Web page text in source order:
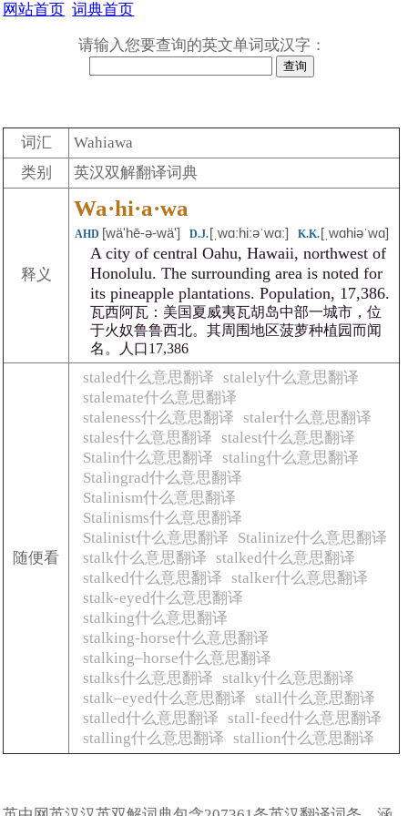
网站首页 词典首页
请输入您要查询的英文单词或汉字：
词汇
Wahiawa
类别
英汉双解翻译词典
释义
Wa·hi·a·wa
AHD [wä'hē-ə-wäʹ] D.J.[ˌwɑːhiːəˈwɑː] K.K.[ˌwɑhiəˈwɑ]
A city of central Oahu, Hawaii, northwest of
Honolulu. The surrounding area is noted for
its pineapple plantations. Population, 17,386.
瓦西阿瓦：美国夏威夷瓦胡岛中部一城市，位
于火奴鲁鲁西北。其周围地区菠萝种植园而闻
名。人口17,386
随便看
staled什么意思翻译 stalely什么意思翻译
stalemate什么意思翻译
staleness什么意思翻译 staler什么意思翻译
stales什么意思翻译 stalest什么意思翻译
Stalin什么意思翻译 staling什么意思翻译
Stalingrad什么意思翻译
Stalinism什么意思翻译
Stalinisms什么意思翻译
Stalinist什么意思翻译
Stalinize什么意思翻译
stalk什么意思翻译 stalked什么意思翻译
stalked什么意思翻译 stalker什么意思翻译
stalk-eyed什么意思翻译
stalking什么意思翻译
stalking-horse什么意思翻译
stalking–horse什么意思翻译
stalks什么意思翻译 stalky什么意思翻译
stalk–eyed什么意思翻译 stall什么意思翻译
stalled什么意思翻译 stall-feed什么意思翻译
stalling什么意思翻译 stallion什么意思翻译